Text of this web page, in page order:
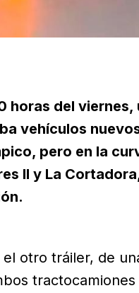
horas del
vehículos
pero en la
II y La
otro tráiler, de